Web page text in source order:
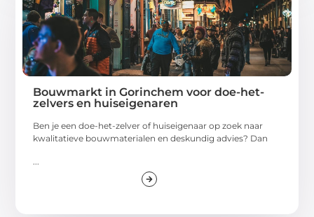
Bouwmarkt in Gorinchem voor doe-het-
zelvers en huiseigenaren
Ben je een doe-het-zelver of huiseigenaar op zoek naar
kwalitatieve bouwmaterialen en deskundig advies? Dan